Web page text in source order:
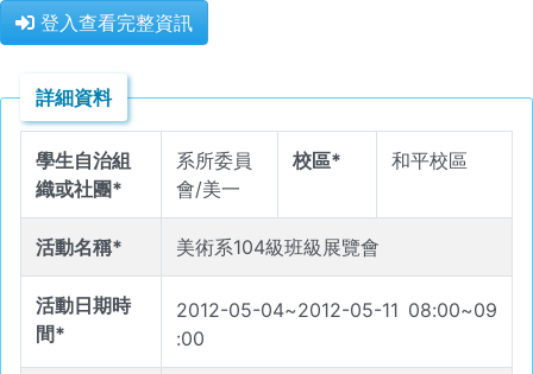
登入查看完整資訊
詳細資料
學生自治組
織或社團*
系所委員
會/美一
校區* 和平校區
活動名稱* 美術系104級班級展覽會
活動日期時
間*
2012-05-04~2012-05-11 08:00~09
:00